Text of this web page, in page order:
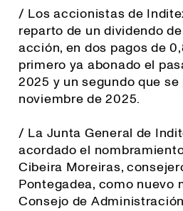
/ Los accionistas de
reparto de un dividendo
acción, en dos pagos de
primero ya abonado el
2025 y un segundo que
noviembre de 2025.
/ La Junta General de
acordado el
Cibeira Moreiras,
Pontegadea, como nuevo
Consejo de